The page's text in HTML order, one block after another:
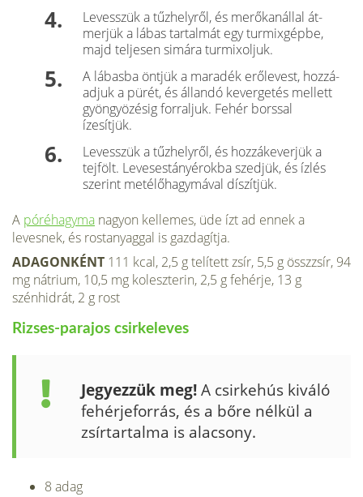
Levesszük a tűzhelyről, és merőkanállal át­
merjük a lábas tartalmát egy turmixgépbe,
majd teljesen simára turmixoljuk.
A lábasba öntjük a maradék erőlevest, hozzá­
adjuk a pürét, és állandó kevergetés mellett
gyöngyözésig forraljuk. Fehér borssal
ízesítjük.
Levesszük a tűzhelyről, és hozzákeverjük a
tej­fölt. Levesestányérokba szedjük, és ízlés
szerint metélőhagymával díszítjük.
A póréhagyma nagyon kellemes, üde ízt ad ennek a
levesnek, és rostanyaggal is gazdagítja.
ADAGONKÉNT 111 kcal, 2,5 g telített zsír, 5,5 g összzsír, 94
mg nátrium, 10,5 mg koleszterin, 2,5 g fehérje, 13 g
szénhidrát, 2 g rost
Rizses-parajos csirkeleves
Jegyezzük meg!A csirkehús kiváló
fehérjeforrás, és a bőre nélkül a
zsírtartalma is alacsony.
8 adag